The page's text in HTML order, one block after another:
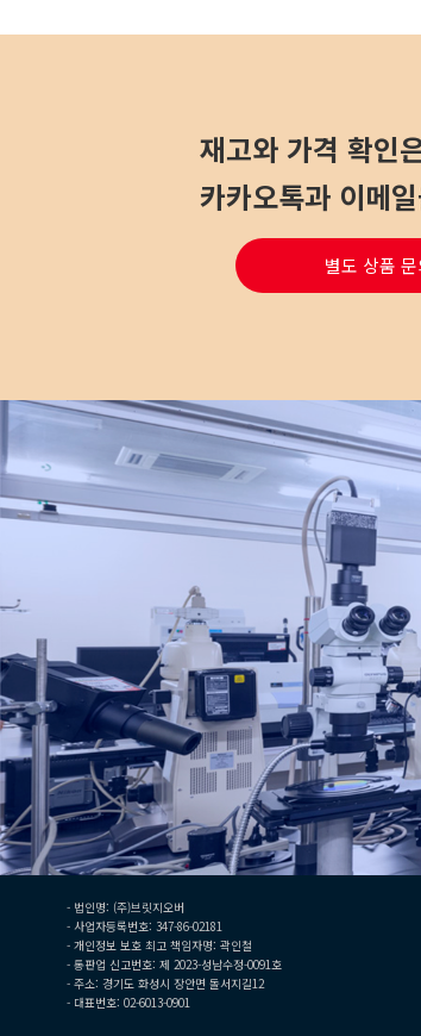
재고와 가격 확인
카카오톡과 이메
별도 상품 문
- 법인명: (주)브릿지오버
- 사업자등록번호: 347-86-02181
- 개인정보 보호 최고 책임자명: 곽인철
- 통판업 신고번호: 제 2023-성남수정-0091호
- 주소: 경기도 화성시 장안면 돌서지길12
- 대표번호: 02-6013-0901